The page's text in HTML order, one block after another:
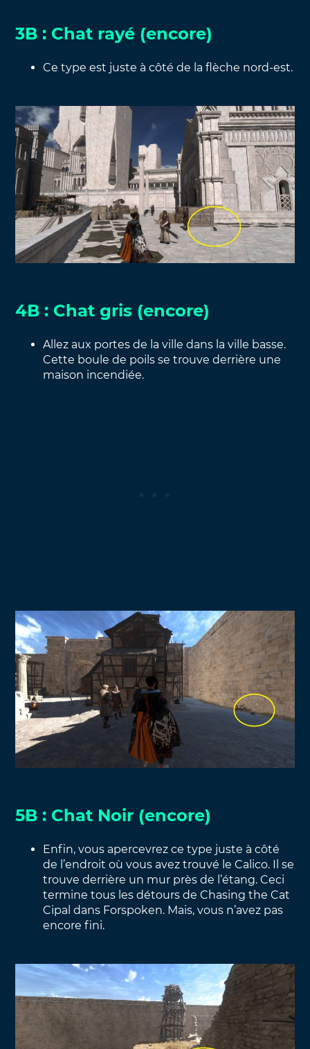
3B : Chat rayé (encore)
Ce type est juste à côté de la flèche nord-est.
4B : Chat gris (encore)
Allez aux portes de la ville dans la ville basse.
Cette boule de poils se trouve derrière une
maison incendiée.
5B : Chat Noir (encore)
Enfin, vous apercevrez ce type juste à côté
de l’endroit où vous avez trouvé le Calico. Il se
trouve derrière un mur près de l’étang. Ceci
termine tous les détours de Chasing the Cat
Cipal dans Forspoken. Mais, vous n’avez pas
encore fini.